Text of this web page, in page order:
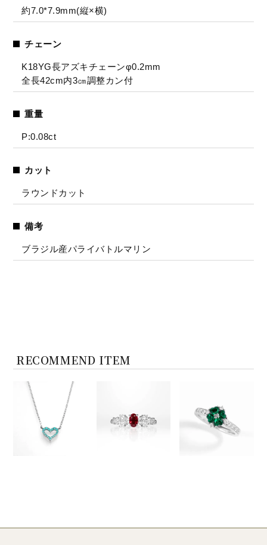
約7.0*7.9mm(縦×横)
チェーン
K18YG長アズキチェーンφ0.2mm
全長42cm内3㎝調整カン付
重量
P:0.08ct
カット
ラウンドカット
備考
ブラジル産パライバトルマリン
RECOMMEND ITEM